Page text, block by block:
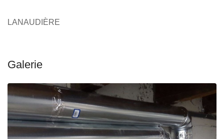
LANAUDIÈRE